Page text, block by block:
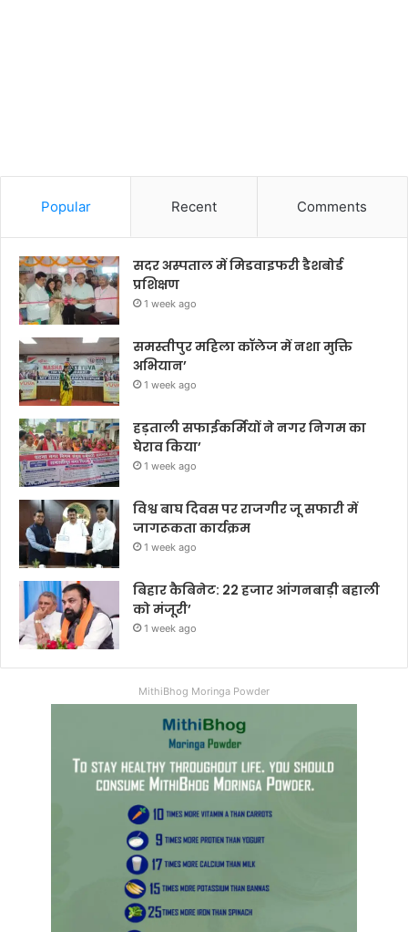
Popular Recent Comments
सदर अस्पताल में मिडवाइफरी डैशबोर्ड
प्रशिक्षण
1 week ago
समस्तीपुर महिला कॉलेज में नशा मुक्ति
अभियान’
1 week ago
हड़ताली सफाईकर्मियों ने नगर निगम का
घेराव किया’
1 week ago
विश्व बाघ दिवस पर राजगीर जू सफारी में
जागरूकता कार्यक्रम
1 week ago
बिहार कैबिनेट: 22 हजार आंगनबाड़ी बहाली
को मंजूरी’
1 week ago
MithiBhog Moringa Powder